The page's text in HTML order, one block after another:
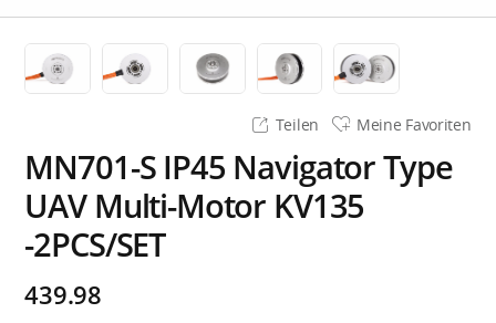
Teilen Meine Favoriten
MN701-S IP45 Navigator Type
UAV Multi-Motor KV135
-2PCS/SET
439.98